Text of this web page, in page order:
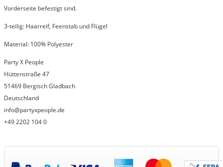
Vorderseite befestigt sind.
3-teilig: Haarreif, Feenstab und Flügel
Material: 100% Polyester
Party X People
Hüttenstraße 47
51469 Bergisch Gladbach
Deutschland
info@partyxpeople.de
+49 2202 104 0